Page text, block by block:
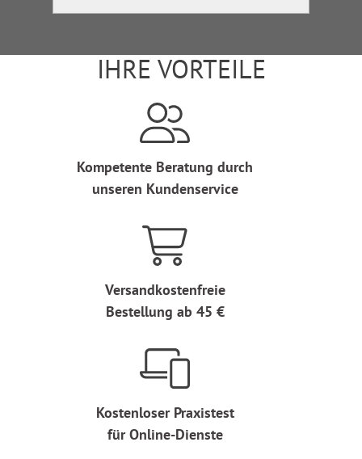
IHRE VORTEILE
Kompetente Beratung durch
unseren Kundenservice
Versandkostenfreie
Bestellung ab 45 €
Kostenloser Praxistest
für Online-Dienste